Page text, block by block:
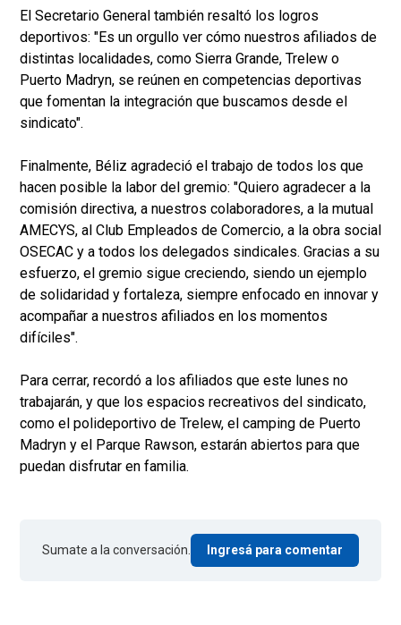
El Secretario General también resaltó los logros
deportivos: "Es un orgullo ver cómo nuestros afiliados de
distintas localidades, como Sierra Grande, Trelew o
Puerto Madryn, se reúnen en competencias deportivas
que fomentan la integración que buscamos desde el
sindicato".
Finalmente, Béliz agradeció el trabajo de todos los que
hacen posible la labor del gremio: "Quiero agradecer a la
comisión directiva, a nuestros colaboradores, a la mutual
AMECYS, al Club Empleados de Comercio, a la obra social
OSECAC y a todos los delegados sindicales. Gracias a su
esfuerzo, el gremio sigue creciendo, siendo un ejemplo
de solidaridad y fortaleza, siempre enfocado en innovar y
acompañar a nuestros afiliados en los momentos
difíciles".
Para cerrar, recordó a los afiliados que este lunes no
trabajarán, y que los espacios recreativos del sindicato,
como el polideportivo de Trelew, el camping de Puerto
Madryn y el Parque Rawson, estarán abiertos para que
puedan disfrutar en familia.
Sumate a la conversación. Ingresá para comentar